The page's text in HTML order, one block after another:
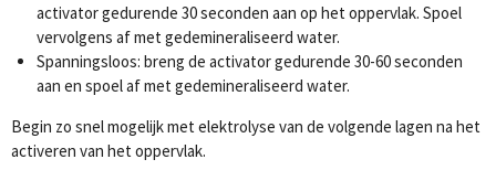
activator gedurende 30 seconden aan op het oppervlak. Spoel
vervolgens af met gedemineraliseerd water.
Spanningsloos: breng de activator gedurende 30-60 seconden
aan en spoel af met gedemineraliseerd water.
Begin zo snel mogelijk met elektrolyse van de volgende lagen na het
activeren van het oppervlak.